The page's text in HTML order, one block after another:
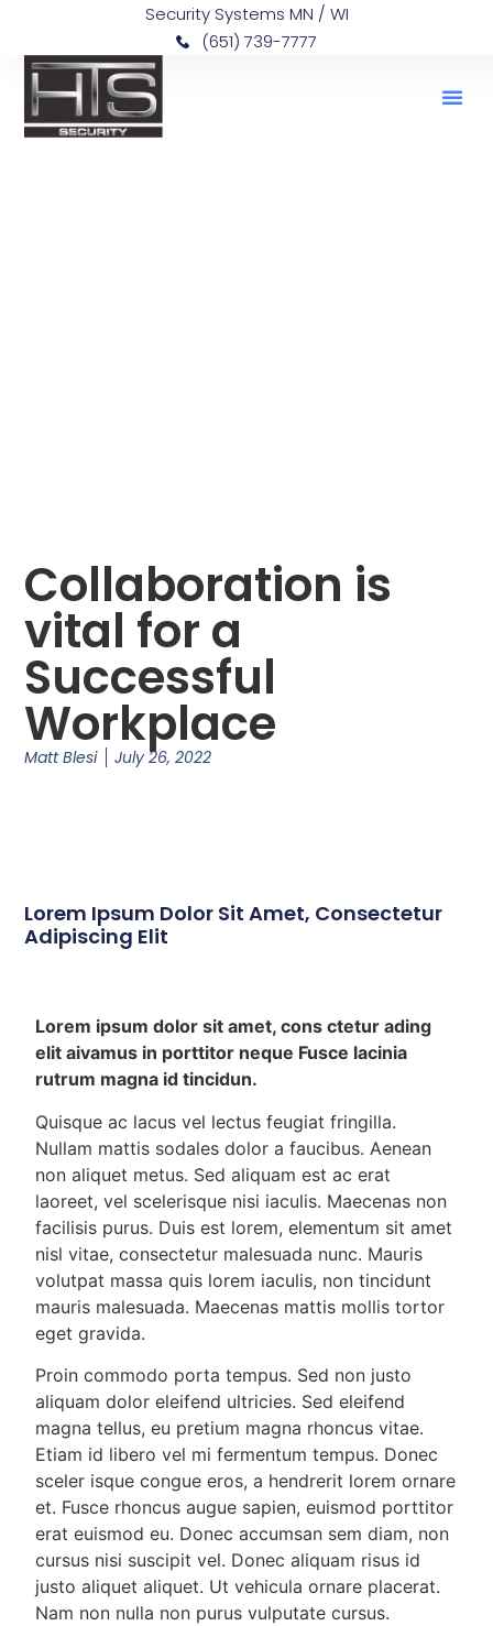
Security Systems MN / WI
(651) 739-7777
Collaboration is
vital for a
Successful
Workplace
Matt Blesi July 26, 2022
Lorem Ipsum Dolor Sit Amet, Consectetur
Adipiscing Elit
Lorem ipsum dolor sit amet, cons ctetur ading
elit aivamus in porttitor neque Fusce lacinia
rutrum magna id tincidun.
Quisque ac lacus vel lectus feugiat fringilla.
Nullam mattis sodales dolor a faucibus. Aenean
non aliquet metus. Sed aliquam est ac erat
laoreet, vel scelerisque nisi iaculis. Maecenas non
facilisis purus. Duis est lorem, elementum sit amet
nisl vitae, consectetur malesuada nunc. Mauris
volutpat massa quis lorem iaculis, non tincidunt
mauris malesuada. Maecenas mattis mollis tortor
eget gravida.
Proin commodo porta tempus. Sed non justo
aliquam dolor eleifend ultricies. Sed eleifend
magna tellus, eu pretium magna rhoncus vitae.
Etiam id libero vel mi fermentum tempus. Donec
sceler isque congue eros, a hendrerit lorem ornare
et. Fusce rhoncus augue sapien, euismod porttitor
erat euismod eu. Donec accumsan sem diam, non
cursus nisi suscipit vel. Donec aliquam risus id
justo aliquet aliquet. Ut vehicula ornare placerat.
Nam non nulla non purus vulputate cursus.